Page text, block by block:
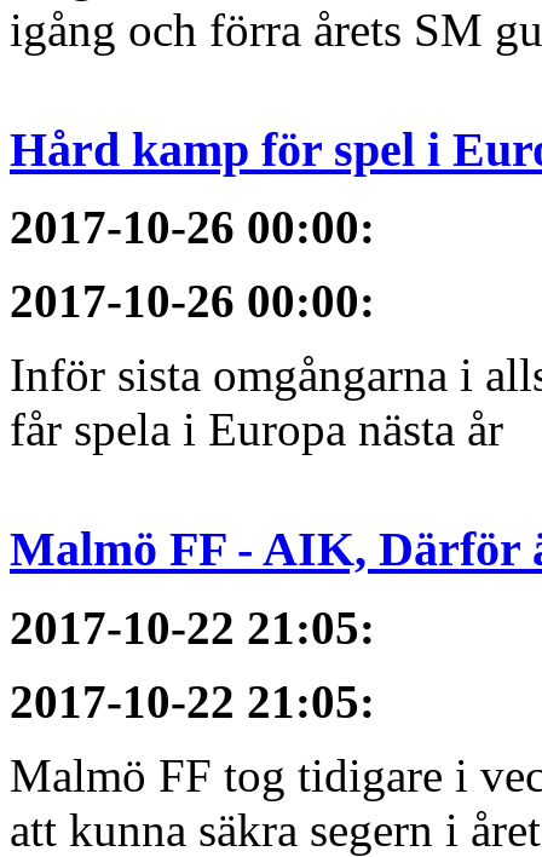
igång och förra årets SM
Hård kamp för spel i
2017-10-26 00:00:
2017-10-26 00:00:
Inför sista omgångarna i
får spela i Europa nästa år
Malmö FF - AIK, Därför
2017-10-22 21:05:
2017-10-22 21:05:
Malmö FF tog tidigare i
att kunna säkra segern i